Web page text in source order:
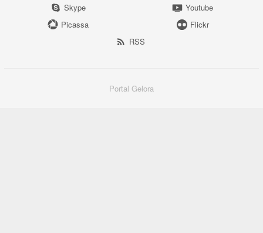
Skype
Youtube
Picassa
Flickr
RSS
Portal Gelora